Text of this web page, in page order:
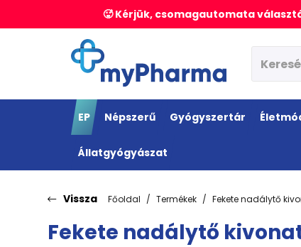
🥵 Kérjük, csomagautomata
EP Népszerű Gyógyszertár
Állatgyógyászat
Vissza Főoldal Termékek Fekete nadálytő
Fekete nadálytő